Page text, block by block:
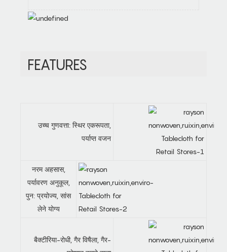
FEATURES
उच्च गुणवत्ता: स्थिर एकरूपता,
पर्याप्त वजन
नरम अहसास,
पर्यावरण अनुकूल,
पुन: प्रयोज्य, सांस
लेने योग्य
बैक्टीरिया-रोधी, गैर विषैला, गैर-